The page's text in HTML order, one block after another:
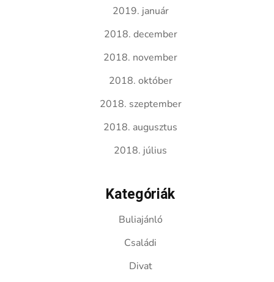
2019. január
2018. december
2018. november
2018. október
2018. szeptember
2018. augusztus
2018. július
Kategóriák
Buliajánló
Családi
Divat